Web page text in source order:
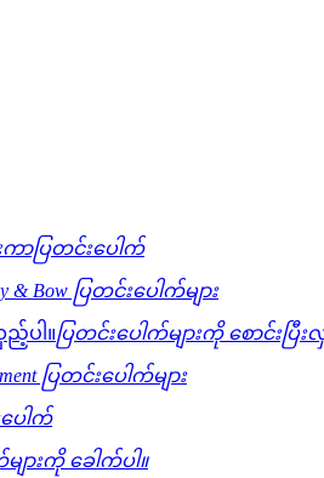
ကာပြတင်းပေါက်
& Bow ပြတင်းပေါက်များ
ပြတင်းပေါက်များကို စောင်းပြီး
ပြတင်းပေါက်များ
ေါက်
ျားကို ခေါက်ပါ။